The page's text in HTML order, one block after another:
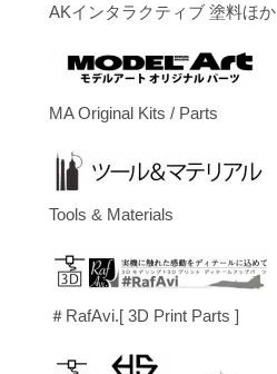
AKインタラクティブ 塗料ほか
MA Original Kits / Parts
Tools & Materials
＃RafAvi.[ 3D Print Parts ]